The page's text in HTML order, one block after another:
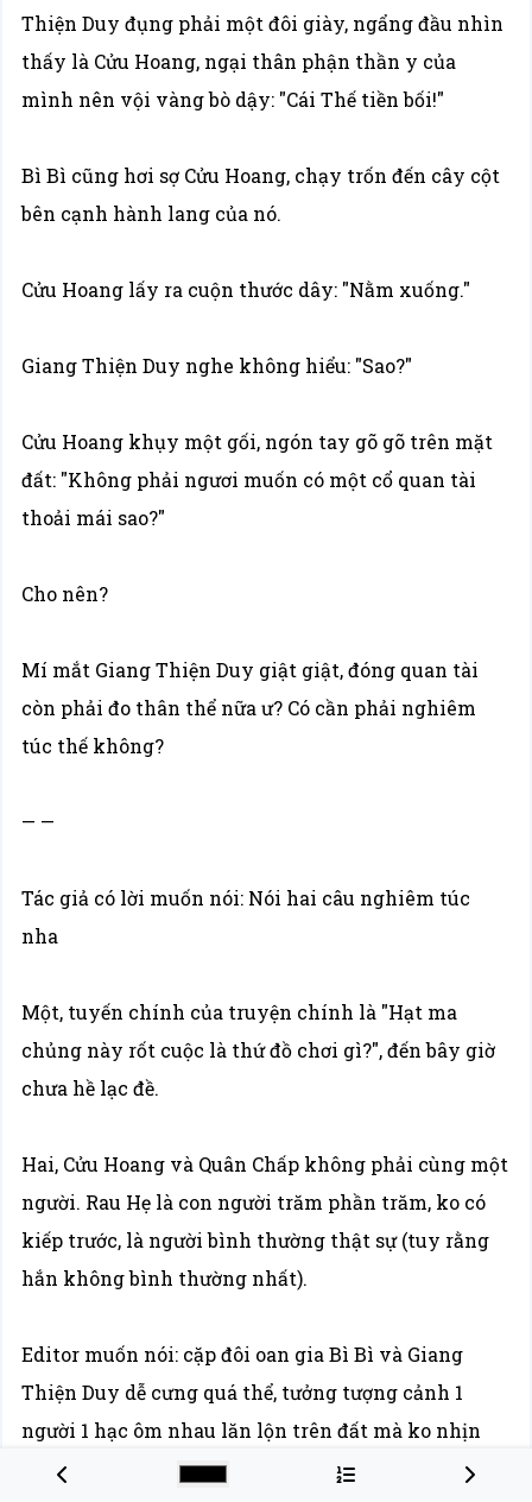
Thiện Duy đụng phải một đôi giày, ngẩng đầu nhìn
thấy là Cửu Hoang, ngại thân phận thần y của
mình nên vội vàng bò dậy: "Cái Thế tiền bối!"
Bì Bì cũng hơi sợ Cửu Hoang, chạy trốn đến cây cột
bên cạnh hành lang của nó.
Cửu Hoang lấy ra cuộn thước dây: "Nằm xuống."
Giang Thiện Duy nghe không hiểu: "Sao?"
Cửu Hoang khụy một gối, ngón tay gõ gõ trên mặt
đất: "Không phải ngươi muốn có một cổ quan tài
thoải mái sao?"
Cho nên?
Mí mắt Giang Thiện Duy giật giật, đóng quan tài
còn phải đo thân thể nữa ư? Có cần phải nghiêm
túc thế không?
— —
Tác giả có lời muốn nói: Nói hai câu nghiêm túc
nha
Một, tuyến chính của truyện chính là "Hạt ma
chủng này rốt cuộc là thứ đồ chơi gì?", đến bây giờ
chưa hề lạc đề.
Hai, Cửu Hoang và Quân Chấp không phải cùng một
người. Rau Hẹ là con người trăm phần trăm, ko có
kiếp trước, là người bình thường thật sự (tuy rằng
hắn không bình thường nhất).
Editor muốn nói: cặp đôi oan gia Bì Bì và Giang
Thiện Duy dễ cưng quá thể, tưởng tượng cảnh 1
người 1 hạc ôm nhau lăn lộn trên đất mà ko nhịn
được cười.